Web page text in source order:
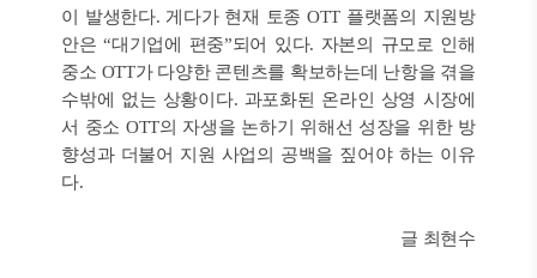
이 발생한다. 게다가 현재 토종 OTT 플랫폼의 지원방
안은 “대기업에 편중”되어 있다. 자본의 규모로 인해
중소 OTT가 다양한 콘텐츠를 확보하는데 난항을 겪을
수밖에 없는 상황이다. 과포화된 온라인 상영 시장에
서 중소 OTT의 자생을 논하기 위해선 성장을 위한 방
향성과 더불어 지원 사업의 공백을 짚어야 하는 이유
다.
글 최현수